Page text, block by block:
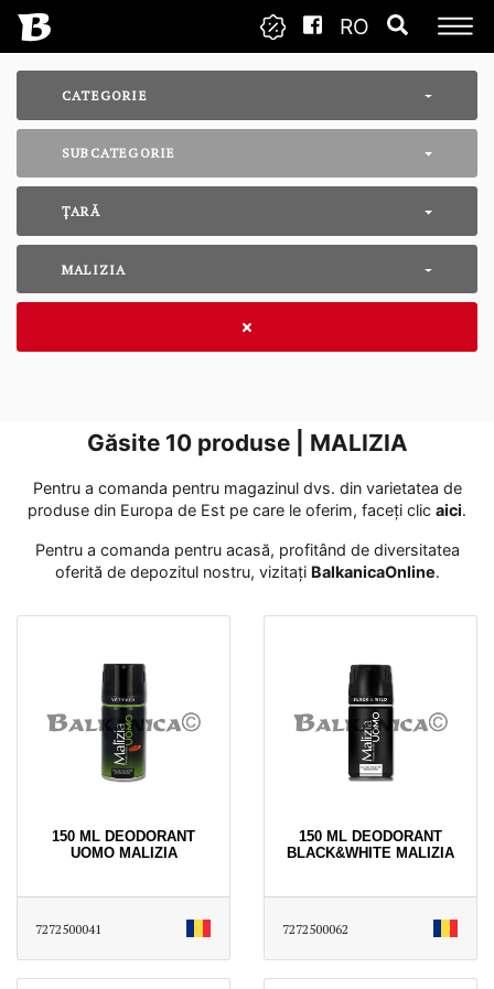
RO
CATEGORIE
SUBCATEGORIE
ȚARĂ
MALIZIA
Găsite 10produse | MALIZIA
Pentru a comanda pentru magazinul dvs. din varietatea de
produse din Europa de Est pe care le oferim, faceți clic aici․
Pentru a comanda pentru acasă, profitând de diversitatea
oferită de depozitul nostru, vizitați BalkanicaOnline․
150 ML DEODORANT
UOMO MALIZIA
7272500041
150 ML DEODORANT
BLACK&WHITE MALIZIA
7272500062